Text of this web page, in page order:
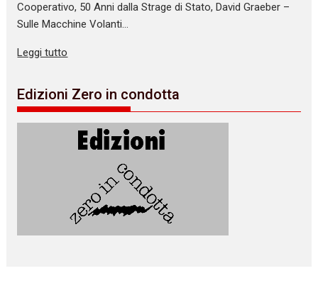
Cooperativo, 50 Anni dalla Strage di Stato, David Graeber –
Sulle Macchine Volanti…
Leggi tutto
Edizioni Zero in condotta